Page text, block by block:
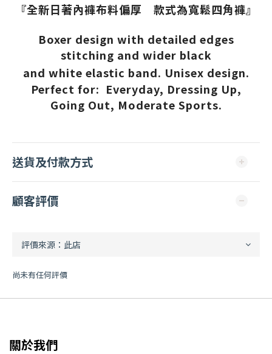
『全新日著內褲布料偏厚 款式為寬鬆四角褲』
Boxer design with detailed edges
stitching and wider black
and white elastic band. Unisex design.
Perfect for: Everyday, Dressing Up,
Going Out, Moderate Sports.
送貨及付款方式
顧客評價
尚未有任何評價
關於我們